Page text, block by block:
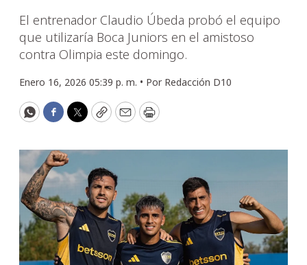
El entrenador Claudio Úbeda probó el equipo
que utilizaría Boca Juniors en el amistoso
contra Olimpia este domingo.
Enero 16, 2026 05:39 p. m. • Por Redacción D10
WhatsApp
Facebook
Twitter
CopyEmailPrint